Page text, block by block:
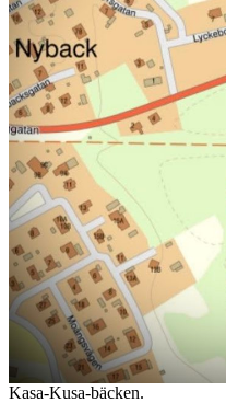
Kasa-Kusa-bäcken.